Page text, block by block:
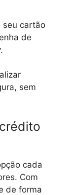
seu cartão
de
sem
cada
Com
de forma